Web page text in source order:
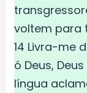
voltem para
14 Livra-me
ó Deus,
língua